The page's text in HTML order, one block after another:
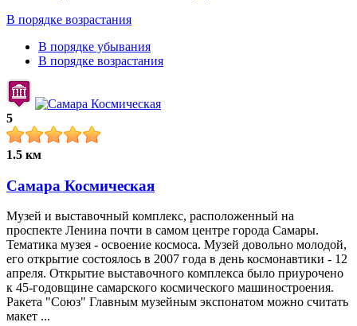
В порядке возрастания
В порядке убывания
В порядке возрастания
5
1.5 км
Самара Космическая
Музей и выставочный комплекс, расположенный на
проспекте Ленина почти в самом центре города Самары.
Тематика музея - освоение космоса. Музей довольно молодой,
его открытие состоялось в 2007 года в день космонавтики - 12
апреля. Открытие выставочного комплекса было приурочено
к 45-годовщине самарского космического машиностроения.
Ракета "Союз" Главным музейным экспонатом можно считать
макет ...